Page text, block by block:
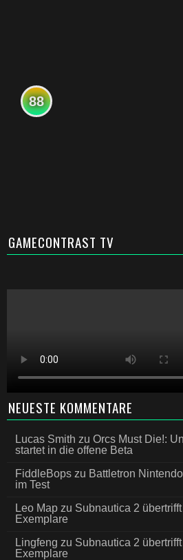
88
GAMECONTRAST TV
NEUESTE KOMMENTARE
Lucas Smith zu Orcs Must Die!:
startet in die offene Beta
FiddleBops zu Battletron
im Test
Leo Map zu Subnautica 2
Exemplare
Lingfeng zu Subnautica 2
Exemplare